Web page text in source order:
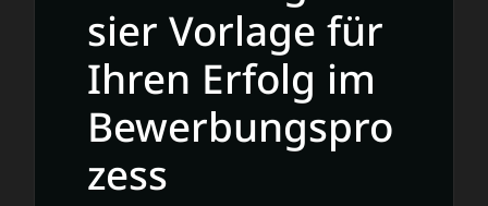
sier Vorlage für
Ihren Erfolg im
Bewerbungspro
zess